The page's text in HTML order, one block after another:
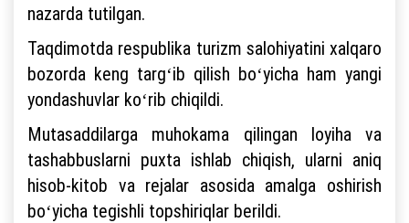
nazarda tutilgan.
Taqdimotda respublika turizm salohiyatini xalqaro
bozorda keng targʻib qilish boʻyicha ham yangi
yondashuvlar koʻrib chiqildi.
Mutasaddilarga muhokama qilingan loyiha va
tashabbuslarni puxta ishlab chiqish, ularni aniq
hisob-kitob va rejalar asosida amalga oshirish
boʻyicha tegishli topshiriqlar berildi.